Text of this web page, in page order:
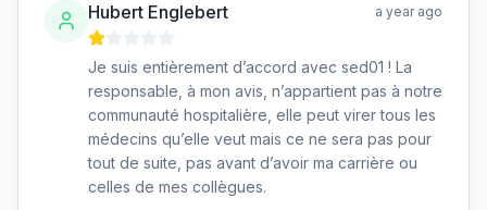
Hubert Englebert a year ago
Je suis entièrement d’accord avec sed01 ! La
responsable, à mon avis, n’appartient pas à notre
communauté hospitalière, elle peut virer tous les
médecins qu’elle veut mais ce ne sera pas pour
tout de suite, pas avant d’avoir ma carrière ou
celles de mes collègues.